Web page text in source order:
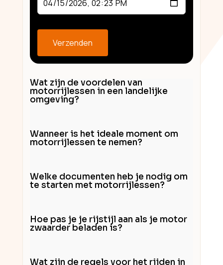
Verzenden
Wat zijn de voordelen van
motorrijlessen in een landelijke
omgeving?
Wanneer is het ideale moment om
motorrijlessen te nemen?
Welke documenten heb je nodig om
te starten met motorrijlessen?
Hoe pas je je rijstijl aan als je motor
zwaarder beladen is?
Wat zijn de regels voor het rijden in